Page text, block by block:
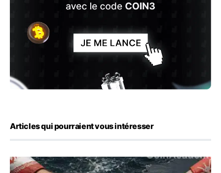
Articles qui pourraient vous intéresser
Ormuz : l’Iran annonce un accord avec Oman sur une